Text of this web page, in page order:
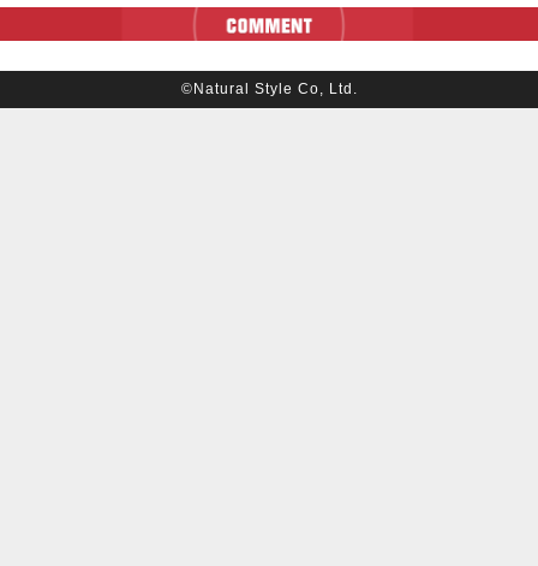
©Natural Style Co, Ltd.